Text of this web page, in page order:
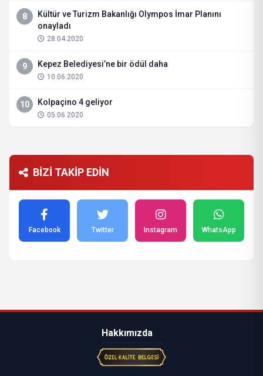
8
Kültür ve Turizm Bakanlığı Olympos İmar Planını
onayladı
28.04.2020
9 Kepez Belediyesi’ne bir ödül daha
10.06.2020
10 Kolpaçino 4 geliyor
05.06.2020
BİZİ TAKİP EDİN
Facebook Twitter Instagram WhatsApp
Hakkımızda